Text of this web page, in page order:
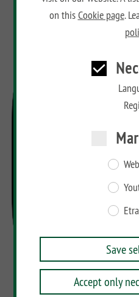
on thisCookie page.
Save
Accept only